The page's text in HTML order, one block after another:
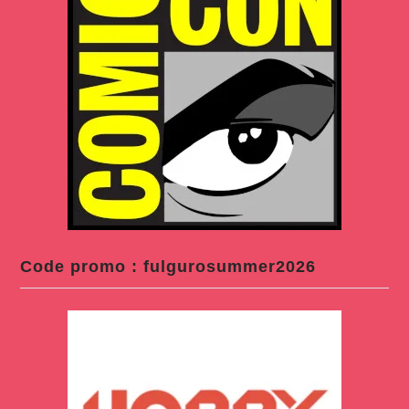
Code promo : fulgurosummer2026